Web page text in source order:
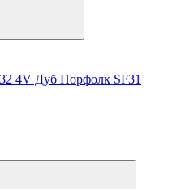
4V Дуб Норфолк SF31